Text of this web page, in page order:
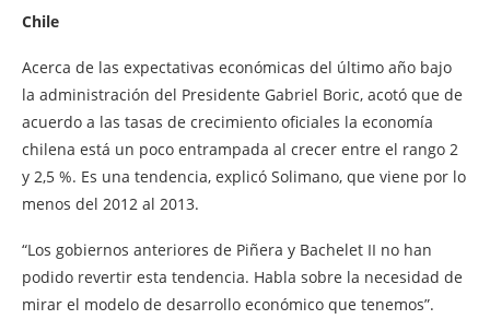
Chile
Acerca de las expectativas económicas del último año bajo
la administración del Presidente Gabriel Boric, acotó que de
acuerdo a las tasas de crecimiento oficiales la economía
chilena está un poco entrampada al crecer entre el rango 2
y 2,5 %. Es una tendencia, explicó Solimano, que viene por lo
menos del 2012 al 2013.
“Los gobiernos anteriores de Piñera y Bachelet II no han
podido revertir esta tendencia. Habla sobre la necesidad de
mirar el modelo de desarrollo económico que tenemos”.